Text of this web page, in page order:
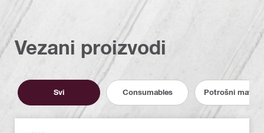
Vezani proizvodi
Svi Consumables Potrošni